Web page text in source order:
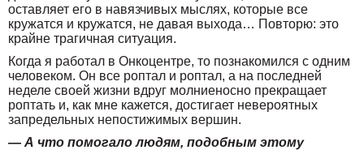
оставляет его в навязчивых мыслях, которые все
кружатся и кружатся, не давая выхода… Повторю: это
крайне трагичная ситуация.
Когда я работал в Онкоцентре, то познакомился с одним
человеком. Он все роптал и роптал, а на последней
неделе своей жизни вдруг молниеносно прекращает
роптать и, как мне кажется, достигает невероятных
запредельных непостижимых вершин.
— А что помогало людям, подобным этому